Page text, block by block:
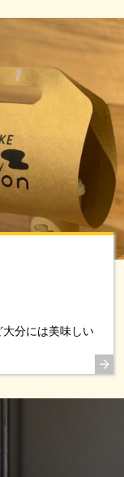
分には美味しい